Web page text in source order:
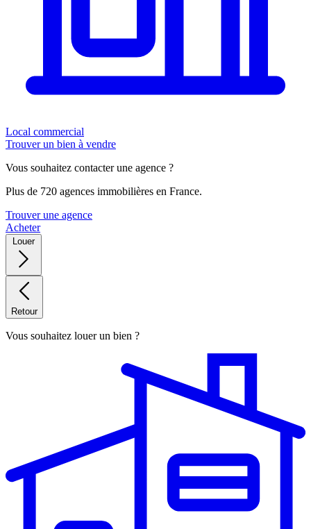
Local commercial
Trouver un bien à vendre
Vous souhaitez contacter une agence ?
Plus de 720 agences immobilières en France.
Trouver une agence
Acheter
Louer
Retour
Vous souhaitez louer un bien ?